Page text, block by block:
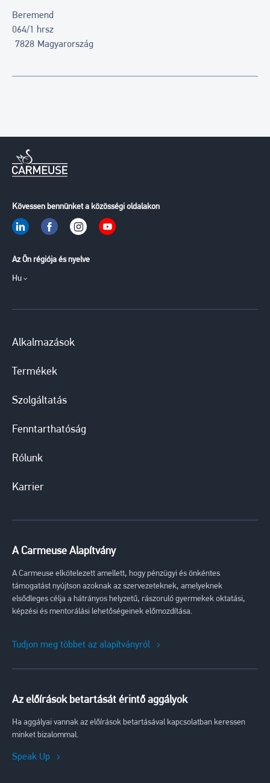
Beremend
064/1 hrsz
7828 Magyarország
Kövessen bennünket a közösségi oldalakon
Az Ön régiója és nyelve
Hu
Alkalmazások
Termékek
Szolgáltatás
Fenntarthatóság
Rólunk
Karrier
A Carmeuse Alapítvány
A Carmeuse elkötelezett amellett, hogy pénzügyi és önkéntes
támogatást nyújtson azoknak az szervezeteknek, amelyeknek
elsődleges célja a hátrányos helyzetű, rászoruló gyermekek oktatási,
képzési és mentorálási lehetőségeinek előmozdítása.
Tudjon meg többet az alapítványról
Az előírások betartását érintő aggályok
Ha aggályai vannak az előírások betartásával kapcsolatban keressen
minket bizalommal.
Speak Up